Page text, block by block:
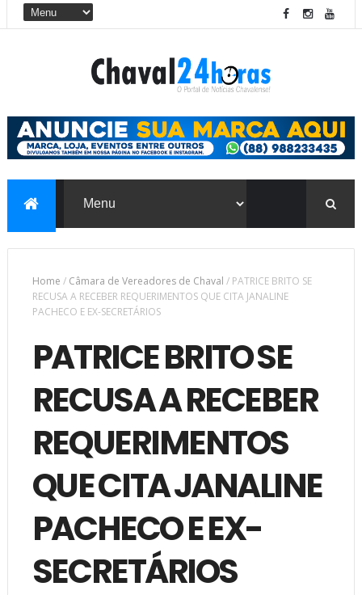
Home / Câmara de Vereadores de Chaval / PATRICE BRITO SE
RECUSA A RECEBER REQUERIMENTOS QUE CITA JANALINE
PACHECO E EX-SECRETÁRIOS
PATRICE BRITO SE
RECUSA A RECEBER
REQUERIMENTOS
QUE CITA JANALINE
PACHECO E EX-
SECRETÁRIOS